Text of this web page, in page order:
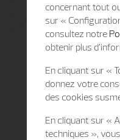
concernant tout
sur «
consultez notre
obtenir plus
En cliquant sur «
donnez votre
des cookies
En cliquant sur «
techniques »,